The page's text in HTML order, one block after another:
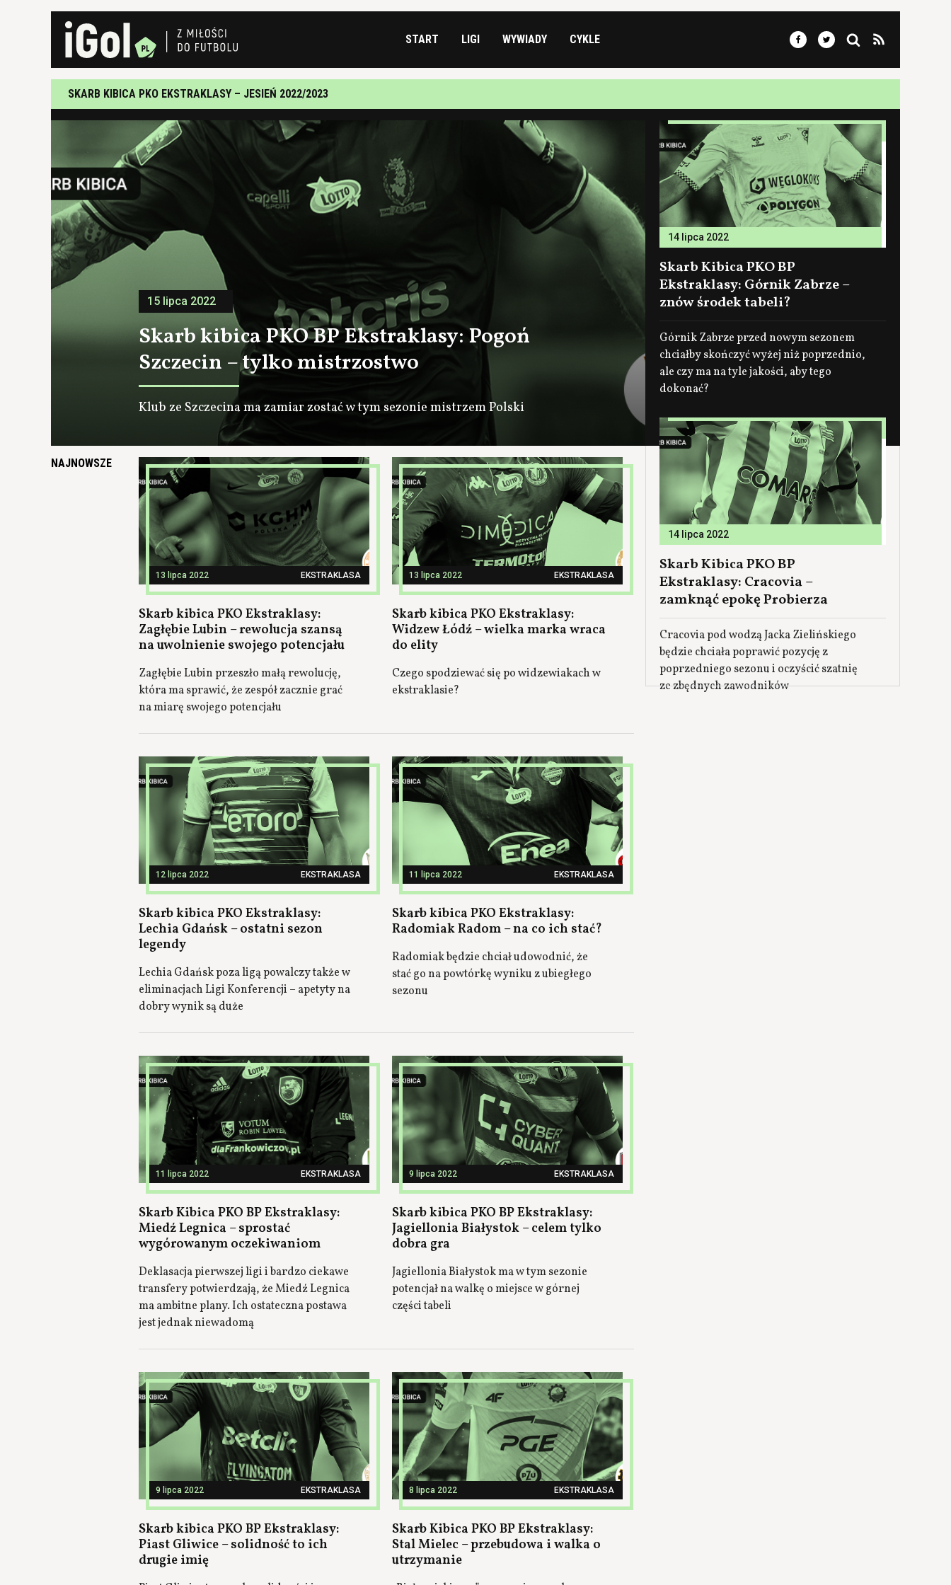
START LIGI WYWIADY CYKLE
SKARB KIBICA PKO EKSTRAKLASY – JESIEŃ 2022/2023
15 lipca 2022
Skarb kibica PKO BP Ekstraklasy: Pogoń
Szczecin – tylko mistrzostwo
Klub ze Szczecina ma zamiar zostać w tym sezonie mistrzem Polski
14 lipca 2022
Skarb Kibica PKO BP
Ekstraklasy: Górnik Zabrze –
znów środek tabeli?
Górnik Zabrze przed nowym sezonem
chciałby skończyć wyżej niż poprzednio,
ale czy ma na tyle jakości, aby tego
dokonać?
14 lipca 2022
Skarb Kibica PKO BP
Ekstraklasy: Cracovia –
zamknąć epokę Probierza
Cracovia pod wodzą Jacka Zielińskiego
będzie chciała poprawić pozycję z
poprzedniego sezonu i oczyścić szatnię
ze zbędnych zawodników
NAJNOWSZE
13 lipca 2022 EKSTRAKLASA
Skarb kibica PKO Ekstraklasy:
Zagłębie Lubin – rewolucja szansą
na uwolnienie swojego potencjału
Zagłębie Lubin przeszło małą rewolucję,
która ma sprawić, że zespół zacznie grać
na miarę swojego potencjału
13 lipca 2022 EKSTRAKLASA
Skarb kibica PKO Ekstraklasy:
Widzew Łódź – wielka marka wraca
do elity
Czego spodziewać się po widzewiakach w
ekstraklasie?
12 lipca 2022 EKSTRAKLASA
Skarb kibica PKO Ekstraklasy:
Lechia Gdańsk – ostatni sezon
legendy
Lechia Gdańsk poza ligą powalczy także w
eliminacjach Ligi Konferencji – apetyty na
dobry wynik są duże
11 lipca 2022 EKSTRAKLASA
Skarb kibica PKO Ekstraklasy:
Radomiak Radom – na co ich stać?
Radomiak będzie chciał udowodnić, że
stać go na powtórkę wyniku z ubiegłego
sezonu
11 lipca 2022 EKSTRAKLASA
Skarb Kibica PKO BP Ekstraklasy:
Miedź Legnica – sprostać
wygórowanym oczekiwaniom
Deklasacja pierwszej ligi i bardzo ciekawe
transfery potwierdzają, że Miedź Legnica
ma ambitne plany. Ich ostateczna postawa
jest jednak niewadomą
9 lipca 2022 EKSTRAKLASA
Skarb kibica PKO BP Ekstraklasy:
Jagiellonia Białystok – celem tylko
dobra gra
Jagiellonia Białystok ma w tym sezonie
potencjał na walkę o miejsce w górnej
części tabeli
9 lipca 2022 EKSTRAKLASA
Skarb kibica PKO BP Ekstraklasy:
Piast Gliwice – solidność to ich
drugie imię
8 lipca 2022 EKSTRAKLASA
Skarb Kibica PKO BP Ekstraklasy:
Stal Mielec – przebudowa i walka o
utrzymanie